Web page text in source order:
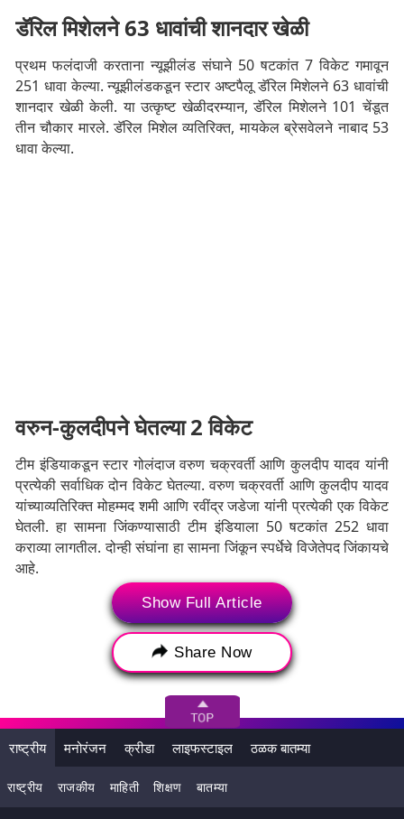
डॅरिल मिशेलने 63 धावांची शानदार खेळी
प्रथम फलंदाजी करताना न्यूझीलंड संघाने 50 षटकांत 7 विकेट गमावून
251 धावा केल्या. न्यूझीलंडकडून स्टार अष्टपैलू डॅरिल मिशेलने 63 धावांची
शानदार खेळी केली. या उत्कृष्ट खेळीदरम्यान, डॅरिल मिशेलने 101 चेंडूत
तीन चौकार मारले. डॅरिल मिशेल व्यतिरिक्त, मायकेल ब्रेसवेलने नाबाद 53
धावा केल्या.
वरुन-कुलदीपने घेतल्या 2 विकेट
टीम इंडियाकडून स्टार गोलंदाज वरुण चक्रवर्ती आणि कुलदीप यादव यांनी
प्रत्येकी सर्वाधिक दोन विकेट घेतल्या. वरुण चक्रवर्ती आणि कुलदीप यादव
यांच्याव्यतिरिक्त मोहम्मद शमी आणि रवींद्र जडेजा यांनी प्रत्येकी एक विकेट
घेतली. हा सामना जिंकण्यासाठी टीम इंडियाला 50 षटकांत 252 धावा
कराव्या लागतील. दोन्ही संघांना हा सामना जिंकून स्पर्धेचे विजेतेपद जिंकायचे
आहे.
Rohit Sharma Shubman Gill
Shreyas Iyer
Hardik Pandya Ravindra Jadeja
Mohammed Shami Kuldeep Yadav
Arshdeep Singh Harshit Rana
Show Full Article
Share Now
राष्ट्रीय मनोरंजन क्रीडा लाइफस्टाइल ठळक बातम्या
राष्ट्रीय राजकीय माहिती शिक्षण बातम्या